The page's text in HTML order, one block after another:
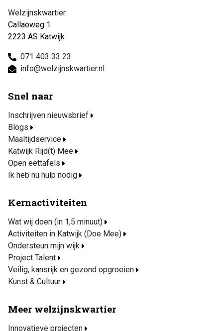
Welzijnskwartier
Callaoweg 1
2223 AS Katwijk
071 403 33 23
info@welzijnskwartier.nl
Snel naar
Inschrijven nieuwsbrief
Blogs
Maaltijdservice
Katwijk Rijd(t) Mee
Open eettafels
Ik heb nu hulp nodig
Kernactiviteiten
Wat wij doen (in 1,5 minuut)
Activiteiten in Katwijk (Doe Mee)
Ondersteun mijn wijk
Project Talent
Veilig, kansrijk en gezond opgroeien
Kunst & Cultuur
Meer welzijnskwartier
Innovatieve projecten